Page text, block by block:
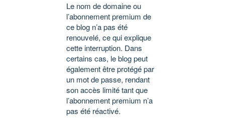
Le nom de domaine ou
l’abonnement premium de
ce blog n’a pas été
renouvelé, ce qui explique
cette interruption. Dans
certains cas, le blog peut
également être protégé par
un mot de passe, rendant
son accès limité tant que
l’abonnement premium n’a
pas été réactivé.